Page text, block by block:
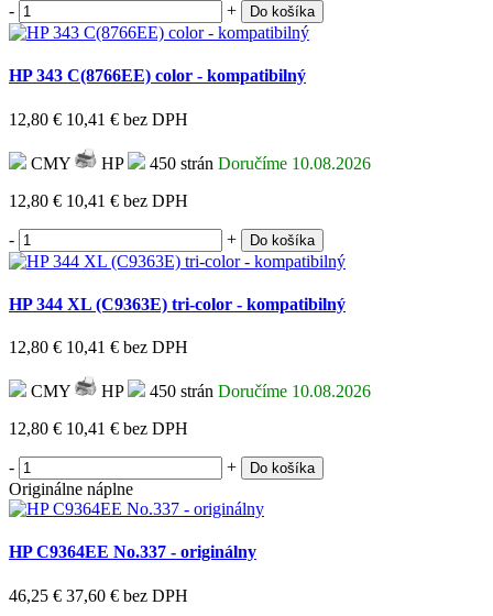
- + Do košíka
HP 343 C(8766EE) color - kompatibilný
12,80 € 10,41 € bez DPH
CMY HP 450 strán Doručíme 10.08.2026
12,80 € 10,41 € bez DPH
- + Do košíka
HP 344 XL (C9363E) tri-color - kompatibilný
12,80 € 10,41 € bez DPH
CMY HP 450 strán Doručíme 10.08.2026
12,80 € 10,41 € bez DPH
- + Do košíka
Originálne náplne
HP C9364EE No.337 - originálny
46,25 € 37,60 € bez DPH